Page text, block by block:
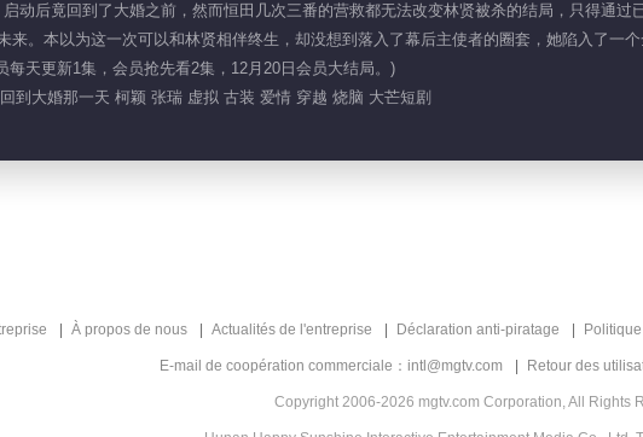
启动后竟回到了大婚之前，然而恒田几次三番的营救都无法改变林贤被杀的结局，只得通
来。本以为这一次可以和林贤相伴终生，却没想到落入了幕后主使者的圈套，她陷入了一
每天更新1集，会员抢先看2集，12月20日会员大结局。)
回到大婚那一天 柯颖 张瑞 虚拟 古装 爱情 穿越 烧脑 大芒短剧
À propos de nous Actualités de l'entreprise Déclaration anti-piratage
E-mail de coopération commerciale：intl@mgtv.com Retour des
Copyright 2006-2026 mgtv.com Corporation, All Rights